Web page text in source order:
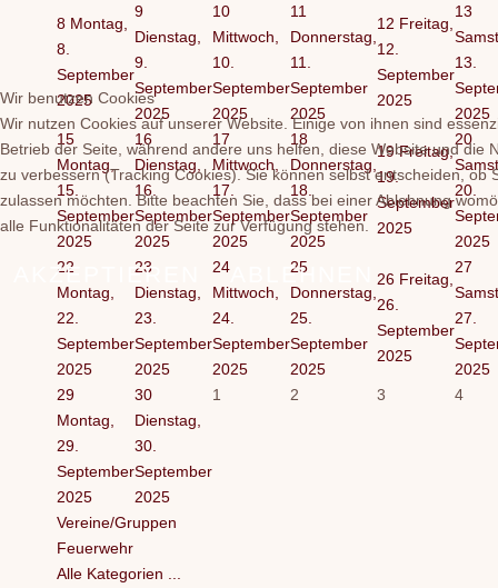
8 Montag,
8.
September
2025
9
Dienstag,
9.
September
2025
10
Mittwoch,
10.
September
2025
11
Donnerstag,
11.
September
2025
12 Freitag,
12.
September
2025
13
13.
2025
15
Montag,
15.
September
2025
16
Dienstag,
16.
September
2025
17
Mittwoch,
17.
September
2025
18
Donnerstag,
18.
September
2025
19 Freitag,
19.
September
2025
20
20.
2025
22
Montag,
22.
September
2025
23
Dienstag,
23.
September
2025
24
Mittwoch,
24.
September
2025
25
Donnerstag,
25.
September
2025
26 Freitag,
26.
September
2025
27
27.
2025
29
Montag,
29.
September
2025
30
Dienstag,
30.
September
2025
1 2 3 4
Vereine/Gruppen
Feuerwehr
Alle Kategorien ...
Wir benutzen Cookies
Wir nutzen Cookies auf unserer Website. Einige von ihnen sind
Betrieb der Seite, während andere uns helfen, diese Website und die
zu verbessern (Tracking Cookies). Sie können selbst entscheiden, ob
zulassen möchten. Bitte beachten Sie, dass bei einer Ablehnung
alle Funktionalitäten der Seite zur Verfügung stehen.
AKZEPTIEREN ABLEHNEN